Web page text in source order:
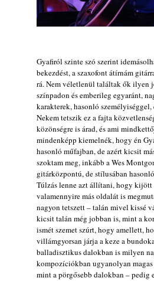
Gyafiról szinte szó szerint
bekezdést, a szaxofont átírnám
rá. Nem véletlenül találtak ők ilyen
színpadon és emberileg egyaránt,
karakterek, hasonló
Nekem tetszik ez a fajta
közönségre is árad, és ami
mindenképp kiemelnék, hogy én
hasonló műfajban, de azért kicsit
szoktam meg, inkább a Wes
gitárközpontú, de stílusában
Túlzás lenne azt állítani, hogy kijött
valamennyire más oldalát is
nagyon tetszett – talán mivel kissé
kicsit talán még jobban is, mint a
ismét szemet szúrt, hogy amellett,
villámgyorsan járja a keze a
balladisztikus dalokban is milyen
kompozíciókban ugyanolyan
mint a pörgősebb dalokban – pedig